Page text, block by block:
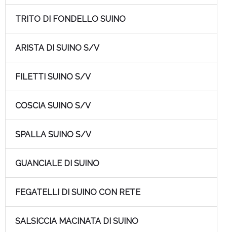
TRITO DI FONDELLO SUINO
ARISTA DI SUINO S/V
FILETTI SUINO S/V
COSCIA SUINO S/V
SPALLA SUINO S/V
GUANCIALE DI SUINO
FEGATELLI DI SUINO CON RETE
SALSICCIA MACINATA DI SUINO